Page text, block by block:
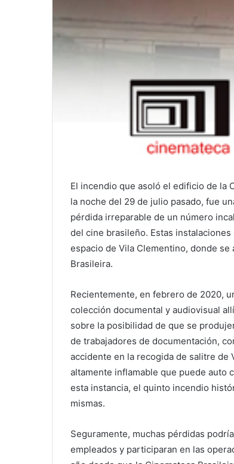
El incendio que asoló el edificio de la
la noche del 29 de julio pasado, fue
pérdida irreparable de un número
del cine brasileño. Estas
espacio de Vila Clementino, donde
Brasileira.
Recientemente, en febrero de 2020,
colección documental y audiovisual
sobre la posibilidad de que se
de trabajadores de documentación,
accidente en la recogida de salitre de
altamente inflamable que puede auto
esta instancia, el quinto incendio
mismas.
Seguramente, muchas pérdidas
empleados y participaran en las